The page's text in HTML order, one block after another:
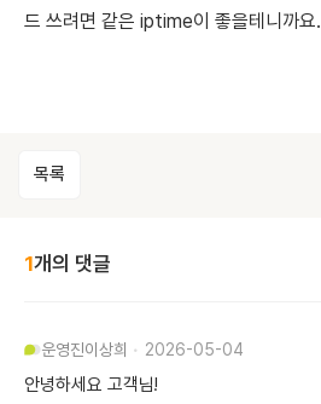
드 쓰려면 같은 iptime이 좋을테니까요.
목록
1개의 댓글
운영진이상희 2026-05-04
안녕하세요 고객님!